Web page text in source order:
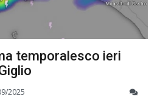
temporalesco ieri
2025